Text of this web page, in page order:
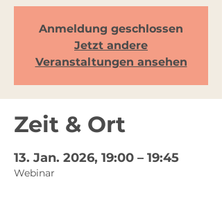
Anmeldung geschlossen
Jetzt andere
Veranstaltungen ansehen
Zeit & Ort
13. Jan. 2026, 19:00 – 19:45
Webinar